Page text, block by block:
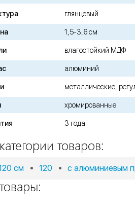
глянцевый
1,5-3,6 см
влагостойкий МДФ
алюминий
металлические,
хромированные
3 года
товаров:
см 120 с алюминиевым